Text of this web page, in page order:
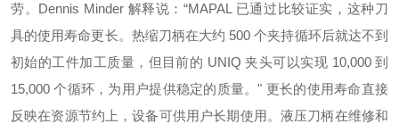
劳。Dennis Minder 解释说：“MAPAL 已通过比较证实，这种刀
具的使用寿命更长。热缩刀柄在大约 500 个夹持循环后就达不到
初始的工件加工质量，但目前的 UNIQ 夹头可以实现 10,000 到
15,000 个循环，为用户提供稳定的质量。" 更长的使用寿命直接
反映在资源节约上，设备可供用户长期使用。液压刀柄在维修和